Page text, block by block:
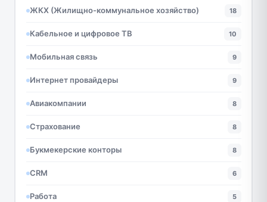
ЖКХ (Жилищно-коммунальное хозяйство) 18
Кабельное и цифровое ТВ 10
Мобильная связь 9
Интернет провайдеры 9
Авиакомпании 8
Страхование 8
Букмекерские конторы 8
CRM 6
Работа 5